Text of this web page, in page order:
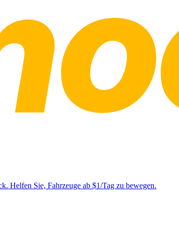
Helfen Sie, Fahrzeuge ab $1/Tag zu bewegen.